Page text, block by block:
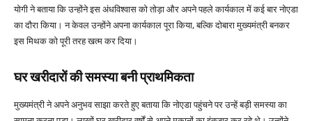
योगी ने बताया कि उन्होंने इस अंधविश्वास को तोड़ा और अपने पहले कार्यकाल में कई बार नोएडा
का दौरा किया। न केवल उन्होंने अपना कार्यकाल पूरा किया, बल्कि दोबारा मुख्यमंत्री बनकर
इस मिथक को पूरी तरह खत्म कर दिया।
घर खरीदारों की समस्या बनी प्राथमिकता
मुख्यमंत्री ने अपने अनुभव साझा करते हुए बताया कि नोएडा पहुंचने पर उन्हें बड़ी समस्या का